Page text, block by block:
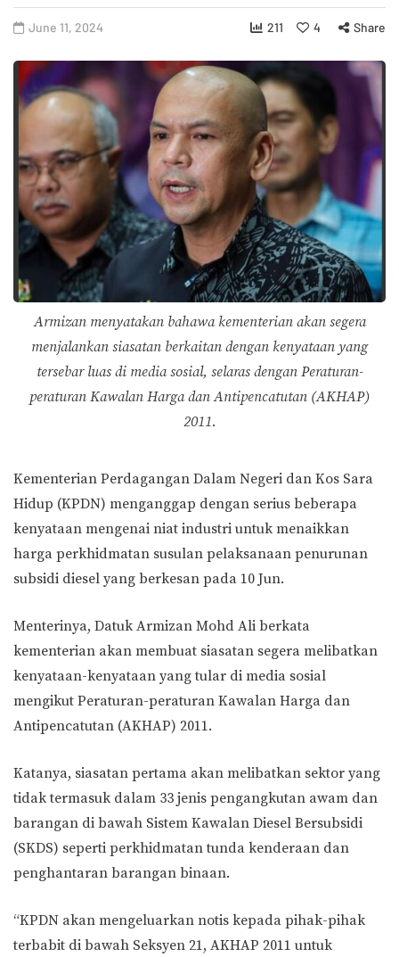
June 11, 2024 211 4 Share
Armizan menyatakan bahawa kementerian akan segera
menjalankan siasatan berkaitan dengan kenyataan yang
tersebar luas di media sosial, selaras dengan Peraturan-
peraturan Kawalan Harga dan Antipencatutan (AKHAP)
2011.
Kementerian Perdagangan Dalam Negeri dan Kos Sara
Hidup (KPDN) menganggap dengan serius beberapa
kenyataan mengenai niat industri untuk menaikkan
harga perkhidmatan susulan pelaksanaan penurunan
subsidi diesel yang berkesan pada 10 Jun.
Menterinya, Datuk Armizan Mohd Ali berkata
kementerian akan membuat siasatan segera melibatkan
kenyataan-kenyataan yang tular di media sosial
mengikut Peraturan-peraturan Kawalan Harga dan
Antipencatutan (AKHAP) 2011.
Katanya, siasatan pertama akan melibatkan sektor yang
tidak termasuk dalam 33 jenis pengangkutan awam dan
barangan di bawah Sistem Kawalan Diesel Bersubsidi
(SKDS) seperti perkhidmatan tunda kenderaan dan
penghantaran barangan binaan.
“KPDN akan mengeluarkan notis kepada pihak-pihak
terbabit di bawah Seksyen 21, AKHAP 2011 untuk